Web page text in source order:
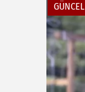
GÜNCEL